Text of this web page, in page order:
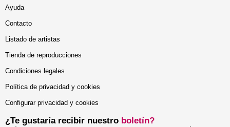
Ayuda
Contacto
Listado de artistas
Tienda de reproducciones
Condiciones legales
Política de privacidad y cookies
Configurar privacidad y cookies
¿Te gustaría recibir nuestro boletín?